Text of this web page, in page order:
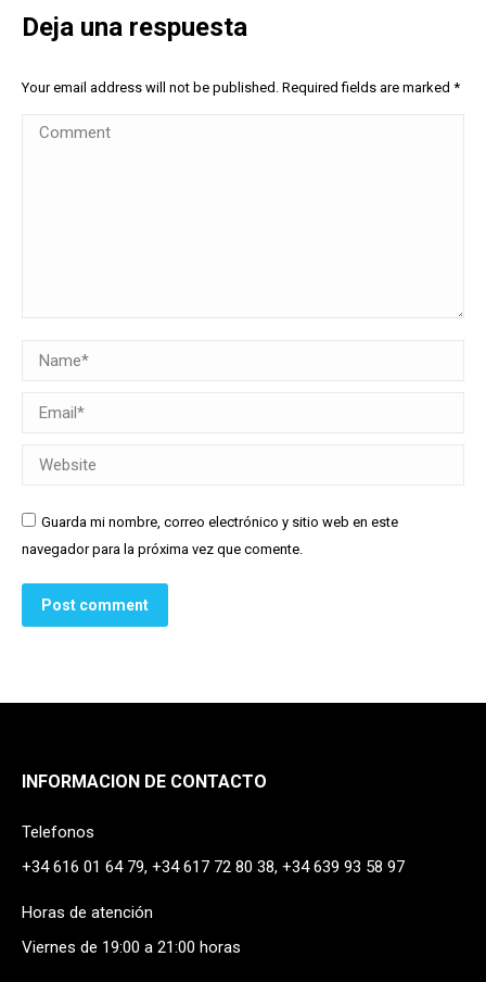
Deja una respuesta
Your email address will not be published. Required fields are marked *
Comment
Name *
Email *
Website
Guarda mi nombre, correo electrónico y sitio web en este
navegador para la próxima vez que comente.
Post comment
INFORMACION DE CONTACTO
Telefonos
+34 616 01 64 79, +34 617 72 80 38, +34 639 93 58 97
Horas de atención
Viernes de 19:00 a 21:00 horas